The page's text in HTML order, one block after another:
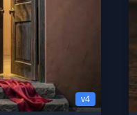
v4